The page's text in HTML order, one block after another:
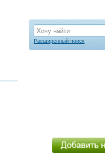
Хочу найти
Расширенный поиск